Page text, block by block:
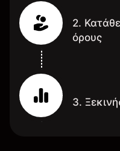
2.
όρους
3.